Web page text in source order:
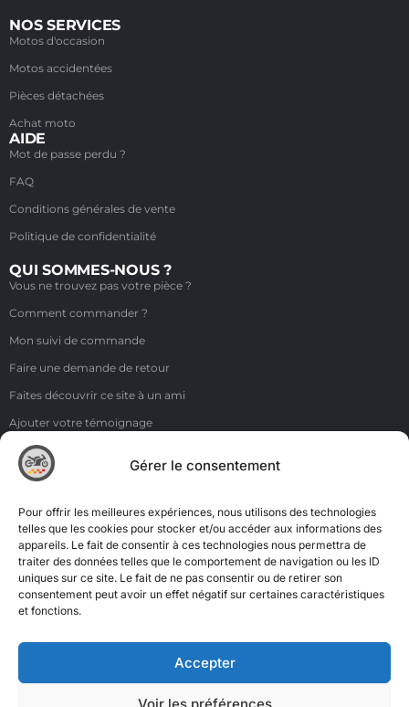
Gérer le consentement
Pour offrir les meilleures expériences, nous utilisons des technologies
telles que les cookies pour stocker et/ou accéder aux informations des
appareils. Le fait de consentir à ces technologies nous permettra de
traiter des données telles que le comportement de navigation ou les ID
uniques sur ce site. Le fait de ne pas consentir ou de retirer son
consentement peut avoir un effet négatif sur certaines caractéristiques
et fonctions.
Accepter
Voir les préférences
NOS SERVICES
Motos d'occasion
Motos accidentées
Pièces détachées
Achat moto
AIDE
Mot de passe perdu ?
FAQ
Conditions générales de vente
Politique de confidentialité
QUI SOMMES-NOUS ?
Vous ne trouvez pas votre pièce ?
Comment commander ?
Mon suivi de commande
Faire une demande de retour
Faites découvrir ce site à un ami
Ajouter votre témoignage
Voir tous les témoignages
Liens
NOS COORDONNÉES
ZI de la Moinerie - 8 rue du Roussillon 91220 Bretigny sur Orge
Email: contact@accimoto.com
Standard : +33(0)1 69 88 16 16